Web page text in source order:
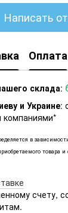
Написать
Оплата
склада:
и Украине:
компаниями*
в
товара и
счету,